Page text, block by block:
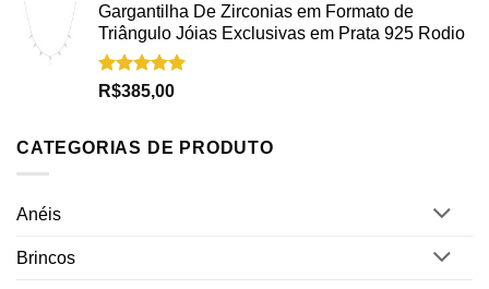
Gargantilha De Zirconias em Formato de
Triângulo Jóias Exclusivas em Prata 925 Rodio
Avaliação
R$385,00
CATEGORIAS DE PRODUTO
Anéis
Brincos